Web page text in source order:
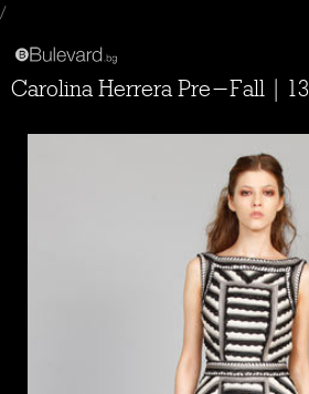
/
Carolina Herrera Pre-Fall | 13